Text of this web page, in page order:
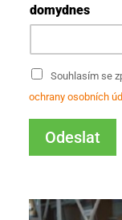
a
domydnes
a
S
o
s
S
u
p
r
Souhlasím se
ochrany osobních
Odeslat